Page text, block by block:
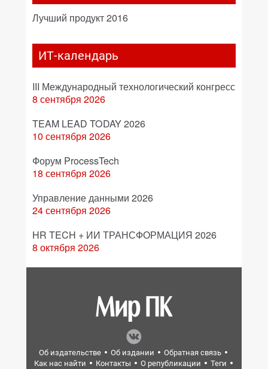
Лучший продукт 2016
ИТ-календарь
III Международный технологический конгресс
8 сентября 2026
TEAM LEAD TODAY 2026
10 сентября 2026
Форум ProcessTech
18 сентября 2026
Управление данными 2026
24 сентября 2026
HR TECH + ИИ ТРАНСФОРМАЦИЯ 2026
8 октября 2026
Об издательстве Об издании
Обратная связь
Как нас найти
Контакты О републикации
Теги